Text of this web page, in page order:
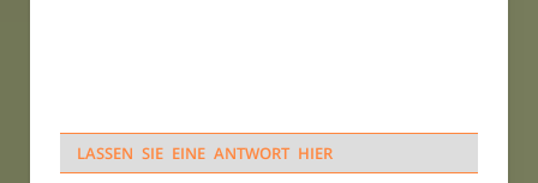
LASSEN SIE EINE ANTWORT HIER